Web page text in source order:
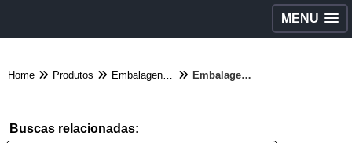
MENU
Home Produtos Embalagens diversas - Categoria Embalagens para ferramentas Cidade Tiradentes
Buscas relacionadas: